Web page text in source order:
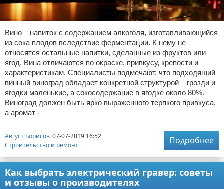
Вино – напиток с содержанием алкоголя, изготавливающийся
из сока плодов вследствие ферментации. К нему не
относятся остальные напитки, сделанные из фруктов или
ягод. Вина отличаются по окраске, привкусу, крепости и
характеристикам. Специалисты подмечают, что подходящий
винный виноград обладает конкретной структурой – грозди и
ягодки маленькие, а сокосодержание в ягодке около 80%.
Виноград должен быть ярко выраженного терпкого привкуса,
а аромат -
Август Борисов 07-07-2019 16:52
Строительство и ремонт
Подробнее
Как выбрать электрический гравер: советы
и отзывы о производителях